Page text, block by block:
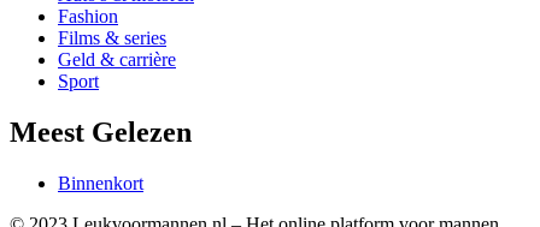
Fashion
Films & series
Geld & carrière
Sport
Meest Gelezen
Binnenkort